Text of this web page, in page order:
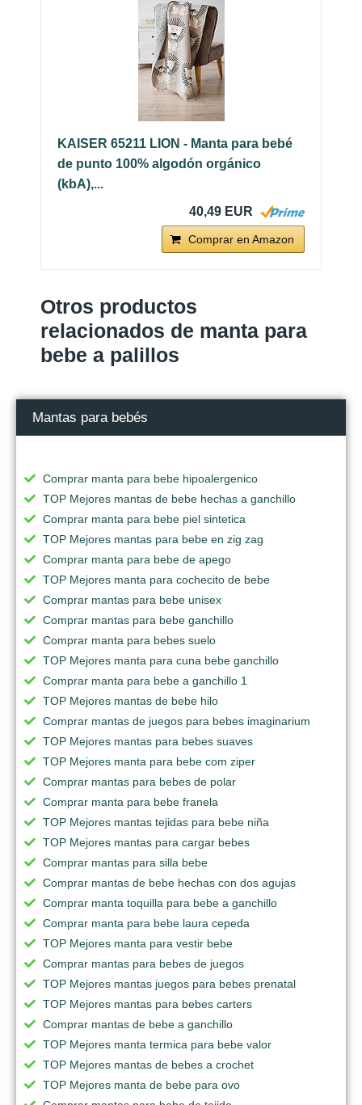
KAISER 65211 LION - Manta para bebé
de punto 100% algodón orgánico
(kbA),...
40,49 EUR
Comprar en Amazon
Otros productos
relacionados de manta para
bebe a palillos
Mantas para bebés
Comprar manta para bebe hipoalergenico
TOP Mejores mantas de bebe hechas a ganchillo
Comprar manta para bebe piel sintetica
TOP Mejores mantas para bebe en zig zag
Comprar manta para bebe de apego
TOP Mejores manta para cochecito de bebe
Comprar mantas para bebe unisex
Comprar mantas para bebe ganchillo
Comprar manta para bebes suelo
TOP Mejores manta para cuna bebe ganchillo
Comprar manta para bebe a ganchillo 1
TOP Mejores mantas de bebe hilo
Comprar mantas de juegos para bebes imaginarium
TOP Mejores mantas para bebes suaves
TOP Mejores manta para bebe com ziper
Comprar mantas para bebes de polar
Comprar manta para bebe franela
TOP Mejores mantas tejidas para bebe niña
TOP Mejores mantas para cargar bebes
Comprar mantas para silla bebe
Comprar mantas de bebe hechas con dos agujas
Comprar manta toquilla para bebe a ganchillo
Comprar manta para bebe laura cepeda
TOP Mejores manta para vestir bebe
Comprar mantas para bebes de juegos
TOP Mejores mantas juegos para bebes prenatal
TOP Mejores mantas para bebes carters
Comprar mantas de bebe a ganchillo
TOP Mejores manta termica para bebe valor
TOP Mejores mantas de bebes a crochet
TOP Mejores manta de bebe para ovo